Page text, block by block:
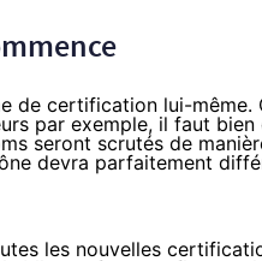
de certification lui-
par exemple, il faut bien
seront scrutés de
devra parfaitement
les nouvelles